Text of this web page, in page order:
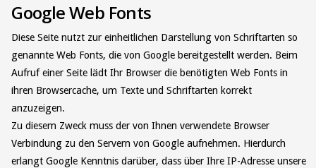
Google Web Fonts
Diese Seite nutzt zur einheitlichen Darstellung von Schriftarten so
genannte Web Fonts, die von Google bereitgestellt werden. Beim
Aufruf einer Seite lädt Ihr Browser die benötigten Web Fonts in
ihren Browsercache, um Texte und Schriftarten korrekt
anzuzeigen.
Zu diesem Zweck muss der von Ihnen verwendete Browser
Verbindung zu den Servern von Google aufnehmen. Hierdurch
erlangt Google Kenntnis darüber, dass über Ihre IP-Adresse unsere